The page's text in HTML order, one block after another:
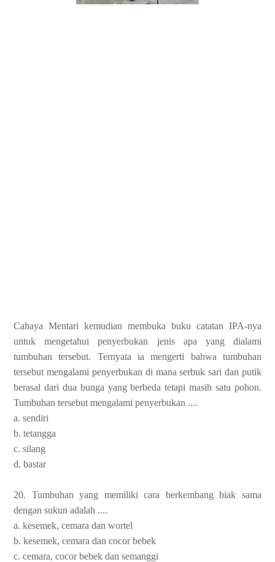
Cahaya Mentari kemudian membuka buku catatan IPA-nya
untuk mengetahui penyerbukan jenis apa yang dialami
tumbuhan tersebut. Ternyata ia mengerti bahwa tumbuhan
tersebut mengalami penyerbukan di mana serbuk sari dan putik
berasal dari dua bunga yang berbeda tetapi masih satu pohon.
Tumbuhan tersebut mengalami penyerbukan ....
a. sendiri
b. tetangga
c. silang
d. bastar
20. Tumbuhan yang memiliki cara berkembang biak sama
dengan sukun adalah ....
a. kesemek, cemara dan wortel
b. kesemek, cemara dan cocor bebek
c. cemara, cocor bebek dan semanggi